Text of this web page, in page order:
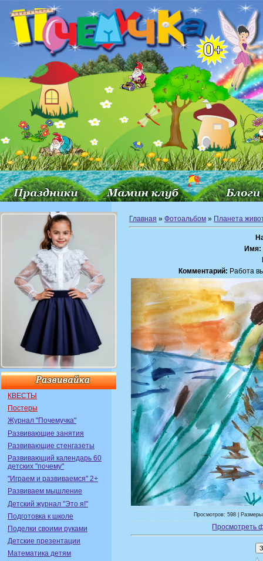
КВЕСТЫ
Постеры
Журнал "Почемучка"
Развивающие занятия
Развивающие стенгазеты
Развивающий календарь 60
детских "почему"
"Играем и развиваемся" 2+
Развиваем мышление
Детский журнал "Это я!"
Подготовка к школе
Поделки своими руками
Детские презентации
Математика детям
Главная » Фотоальбом » Планета
Имя:
Комментарий: Работа
Просмотров: 598 |
Просмотреть